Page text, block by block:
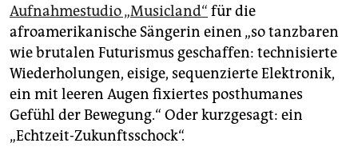
Aufnahmestudio „Musicland“ für die
afroamerikanische Sängerin einen „so tanzbaren
wie brutalen Futurismus geschaffen: technisierte
Wiederholungen, eisige, sequenzierte Elektronik,
ein mit leeren Augen fixiertes posthumanes
Gefühl der Bewegung.“ Oder kurzgesagt: ein
„Echtzeit-Zukunftsschock“.